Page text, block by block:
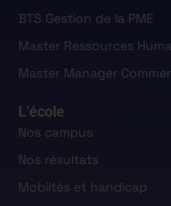
BTS Gestion de la PME
Master Ressources
Master Manager
L’école
Nos campus
Nos résultats
Mobiltés et handicap